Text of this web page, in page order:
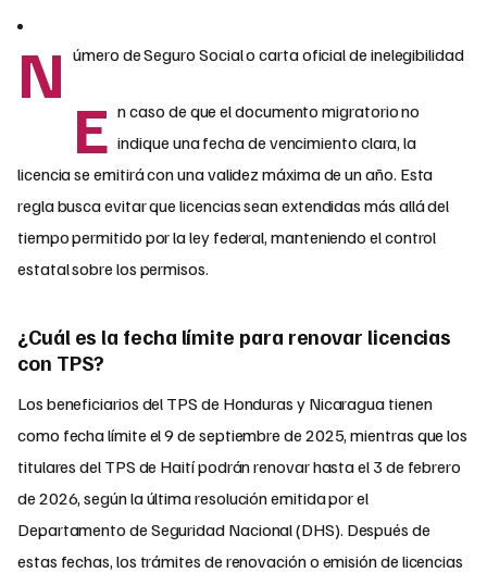
N úmero de Seguro Social o carta oficial de inelegibilidad
E n caso de que el documento migratorio no
indique una fecha de vencimiento clara, la
licencia se emitirá con una validez máxima de un año. Esta
regla busca evitar que licencias sean extendidas más allá del
tiempo permitido por la ley federal, manteniendo el control
estatal sobre los permisos.
¿Cuál es la fecha límite para renovar licencias
con TPS?
Los beneficiarios del TPS de Honduras y Nicaragua tienen
como fecha límite el 9 de septiembre de 2025, mientras que los
titulares del TPS de Haití podrán renovar hasta el 3 de febrero
de 2026, según la última resolución emitida por el
Departamento de Seguridad Nacional (DHS). Después de
estas fechas, los trámites de renovación o emisión de licencias